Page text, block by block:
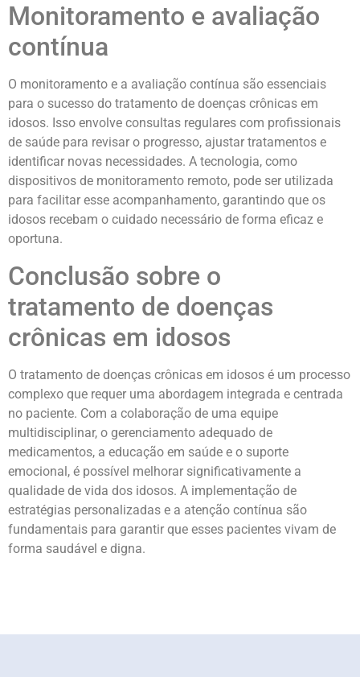
Monitoramento e avaliação
contínua
O monitoramento e a avaliação contínua são essenciais
para o sucesso do tratamento de doenças crônicas em
idosos. Isso envolve consultas regulares com profissionais
de saúde para revisar o progresso, ajustar tratamentos e
identificar novas necessidades. A tecnologia, como
dispositivos de monitoramento remoto, pode ser utilizada
para facilitar esse acompanhamento, garantindo que os
idosos recebam o cuidado necessário de forma eficaz e
oportuna.
Conclusão sobre o
tratamento de doenças
crônicas em idosos
O tratamento de doenças crônicas em idosos é um processo
complexo que requer uma abordagem integrada e centrada
no paciente. Com a colaboração de uma equipe
multidisciplinar, o gerenciamento adequado de
medicamentos, a educação em saúde e o suporte
emocional, é possível melhorar significativamente a
qualidade de vida dos idosos. A implementação de
estratégias personalizadas e a atenção contínua são
fundamentais para garantir que esses pacientes vivam de
forma saudável e digna.